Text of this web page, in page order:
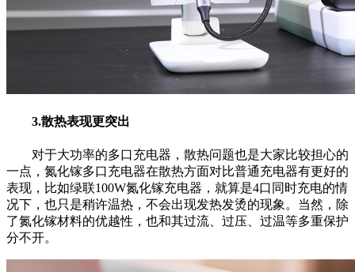
3.散热表现更突出
对于大功率的多口充电器，散热问题也是大家比较担心的
一点，氮化镓多口充电器在散热方面对比普通充电器有更好的
表现，比如绿联100W氮化镓充电器，就算是4口同时充电的情
况下，也只是稍许温热，不会出现发热发烫的现象。当然，除
了氮化镓材料的优越性，也和其过流、过压、过温等多重保护
分不开。